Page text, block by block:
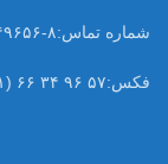
شماره تماس:۸-۶۶۳۴۹۶۵۶ ( ۰۲۱)
فکس:۵۷ ۹۶ ۳۴ ۶۶ (۰۲۱)